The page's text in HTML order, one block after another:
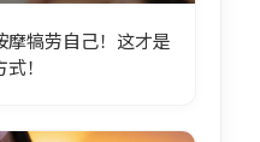
犒劳自己！这才是
！